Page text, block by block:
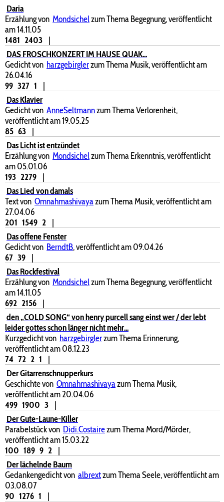
Daria
Erzählung von Mondsichelzum Thema Begegnung, veröffentlicht
am 14.11.05
1481 2403
|
DAS FROSCHKONZERT IM HAUSE QUAK...
Gedicht von harzgebirglerzum Thema Musik, veröffentlicht am
26.04.16
99 327 1
|
Das Klavier
Gedicht von AnneSeltmannzum Thema Verlorenheit,
veröffentlicht am 19.05.25
85 63
|
Das Licht ist entzündet
Erzählung von Mondsichelzum Thema Erkenntnis, veröffentlicht
am 05.01.06
193 2279
|
Das Lied von damals
Text von Omnahmashivayazum Thema Musik, veröffentlicht am
27.04.06
201 1549 2
|
Das offene Fenster
Gedicht von BerndtB, veröffentlicht am 09.04.26
67 39
|
Das Rockfestival
Erzählung von Mondsichelzum Thema Begegnung, veröffentlicht
am 14.11.05
692 2156
|
den „COLD SONG“ von henry purcell sang einst wer / der lebt
leider gottes schon länger nicht mehr...
Kurzgedicht von harzgebirglerzum Thema Erinnerung,
veröffentlicht am 08.12.23
74 72 2 1
|
Der Gitarrenschnupperkurs
Geschichte von Omnahmashivayazum Thema Musik,
veröffentlicht am 20.04.06
499 1900 3
|
Der Gute-Laune-Killer
Parabelstück von Didi.Costairezum Thema Mord/Mörder,
veröffentlicht am 15.03.22
100 189 9 2
|
Der lächelnde Baum
Gedankengedicht von albrextzum Thema Seele, veröffentlicht am
03.08.07
90 1276 1
|